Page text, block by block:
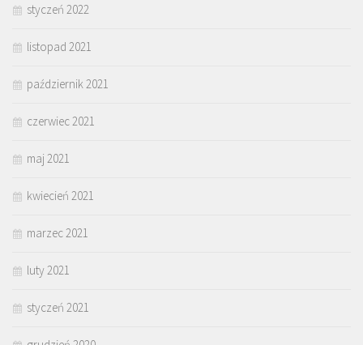
styczeń 2022
listopad 2021
październik 2021
czerwiec 2021
maj 2021
kwiecień 2021
marzec 2021
luty 2021
styczeń 2021